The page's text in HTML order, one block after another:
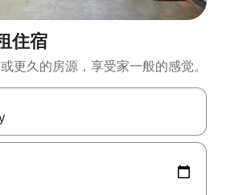
住宿
更久的房源，享受家一般的感觉。
上下方向键查看，或通过点击或滑动手势